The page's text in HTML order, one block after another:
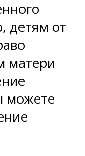
детям от
матери
можете